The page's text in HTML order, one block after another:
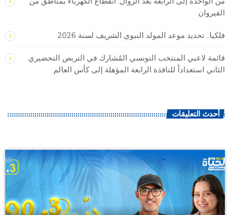
القيروان
فلكيا.. تحديد موعد المولد النبوي الشريف لسنة 2026
قائمة لاعبي المنتخب التونسي المُشارك في التربص التحضيري
الثاني استعداداً للنافذة الرابعة المؤهلة إلى كأس العالم
أحدث التعليقات